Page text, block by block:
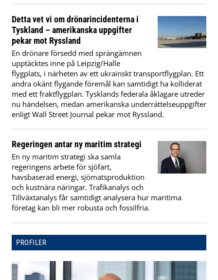
Detta vet vi om drönarincidenterna i
Tyskland – amerikanska uppgifter
pekar mot Ryssland
En drönare försedd med sprängämnen
upptäcktes inne på Leipzig/Halle
flygplats, i närheten av ett ukrainskt transportflygplan. Ett
andra okänt flygande föremål kan samtidigt ha kolliderat
med ett fraktflygplan. Tysklands federala åklagare utreder
nu händelsen, medan amerikanska underrättelseuppgifter
enligt Wall Street Journal pekar mot Ryssland.
Regeringen antar ny maritim strategi
En ny maritim strategi ska samla
regeringens arbete för sjöfart,
havsbaserad energi, sjömatsproduktion
och kustnära näringar. Trafikanalys och
Tillväxtanalys får samtidigt analysera hur maritima
företag kan bli mer robusta och fossilfria.
PROFILER